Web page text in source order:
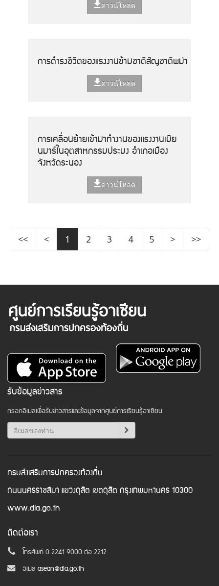
ดาวน์โหลด
การดำรงชีวิตของแรงงานข้ามชาติสัญชาติพม่า
ดาวน์โหลด
การเคลื่อนย้ายเข้ามาทำงานของแรงงานเมีย
นมาร์ในอุตสาหกรรมประมง อำเภอเมือง
จังหวัดระนอง
ดาวน์โหลด
<< < 1 2 3 4 5 > >>
รับข้อมูลข่าวสาร
กรอกอีเมลเพื่อรับข่าวสารและข้อมูลจากศูนย์การเรียนรู้อาเซียน
กรมส่งเสริมการปกครองท้องถิ่น
ถนนนครราชสีมา แขวงดุสิต เขตดุสิต กรุงเทพมหานคร 10300
www.dla.go.th
ติดต่อเรา
โทรศัพท์ 0 2241 9000 ต่อ 2212
อีเมล asean@dla.go.th